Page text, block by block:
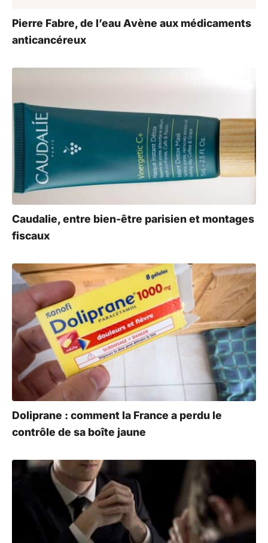
Pierre Fabre, de l’eau Avène aux médicaments
anticancéreux
Caudalie, entre bien-être parisien et montages
fiscaux
Doliprane : comment la France a perdu le
contrôle de sa boîte jaune